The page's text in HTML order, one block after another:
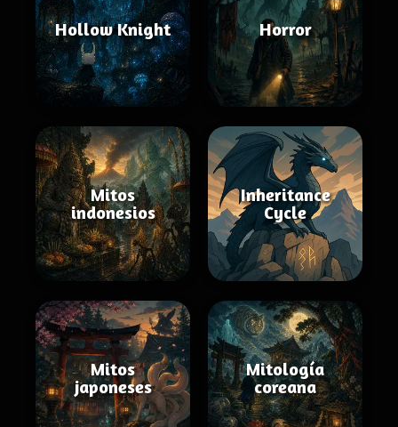
Hollow Knight Horror
Mitos
indonesios
Inheritance
Cycle
Mitos
japoneses
Mitología
coreana